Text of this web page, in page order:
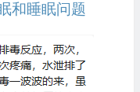
和睡眠问题